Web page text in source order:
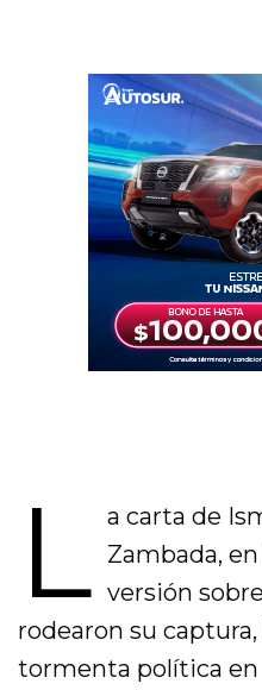
L a carta de
Zambada,
versión
rodearon su
tormenta política en